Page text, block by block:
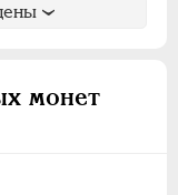
монет